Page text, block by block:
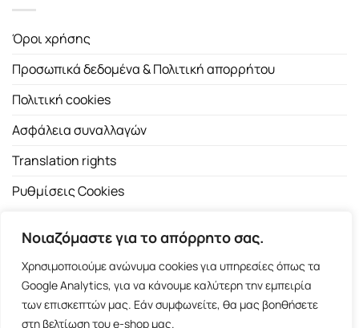
Νοιαζόμαστε για το απόρρητο σας.
Χρησιμοποιούμε ανώνυμα cookies για υπηρεσίες όπως τα
Google Analytics, για να κάνουμε καλύτερη την εμπειρία
των επισκεπτών μας. Εάν συμφωνείτε, θα μας βοηθήσετε
στη βελτίωση του e-shop μας.
Όροι χρήσης
Προσωπικά δεδομένα & Πολιτική απορρήτου
Πολιτική cookies
Ασφάλεια συναλλαγών
Translation rights
Ρυθμίσεις Cookies
Copyright 2026 ©Εκδοτικός Οίκος Α.Α. Λιβάνη| All rights